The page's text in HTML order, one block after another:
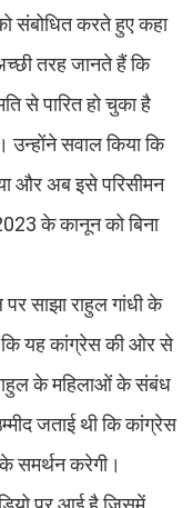
संबोधित करते हुए कहा
तरह जानते हैं कि
से पारित हो चुका है
सवाल किया कि
और अब इसे परिसीमन
के कानून को बिना
साझा राहुल गांधी के
कि यह कांग्रेस की ओर से
के महिलाओं के संबंध
जताई थी कि कांग्रेस
समर्थन करेगी।